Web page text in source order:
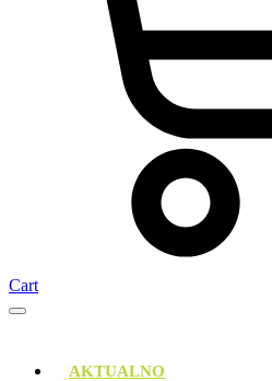
Cart
AKTUALNO